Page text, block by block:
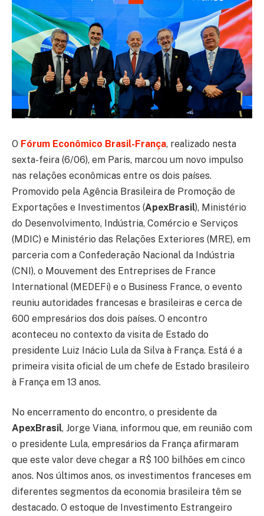
O Fórum Econômico Brasil-França, realizado nesta
sexta-feira (6/06), em Paris, marcou um novo impulso
nas relações econômicas entre os dois países.
Promovido pela Agência Brasileira de Promoção de
Exportações e Investimentos (ApexBrasil), Ministério
do Desenvolvimento, Indústria, Comércio e Serviços
(MDIC) e Ministério das Relações Exteriores (MRE), em
parceria com a Confederação Nacional da Indústria
(CNI), o Mouvement des Entreprises de France
International (MEDEFi) e o Business France, o evento
reuniu autoridades francesas e brasileiras e cerca de
600 empresários dos dois países. O encontro
aconteceu no contexto da visita de Estado do
presidente Luiz Inácio Lula da Silva à França. Está é a
primeira visita oficial de um chefe de Estado brasileiro
à França em 13 anos.
No encerramento do encontro, o presidente da
ApexBrasil, Jorge Viana, informou que, em reunião com
o presidente Lula, empresários da França afirmaram
que este valor deve chegar a R$ 100 bilhões em cinco
anos. Nos últimos anos, os investimentos franceses em
diferentes segmentos da economia brasileira têm se
destacado. O estoque de Investimento Estrangeiro